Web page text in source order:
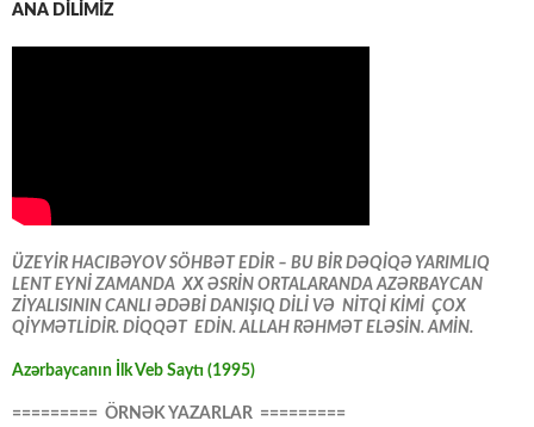
ANA DİLİMİZ
ÜZEYİR HACIBƏYOV SÖHBƏT EDİR – BU BİR DƏQİQƏ YARIMLIQ
LENT EYNİ ZAMANDA XX ƏSRİN ORTALARANDA AZƏRBAYCAN
ZİYALISININ CANLI ƏDƏBİ DANIŞIQ DİLİ VƏ NİTQİ KİMİ ÇOX
QİYMƏTLİDİR. DİQQƏT EDİN. ALLAH RƏHMƏT ELƏSİN. AMİN.
Azərbaycanın İlk Veb Saytı (1995)
========= ÖRNƏK YAZARLAR =========